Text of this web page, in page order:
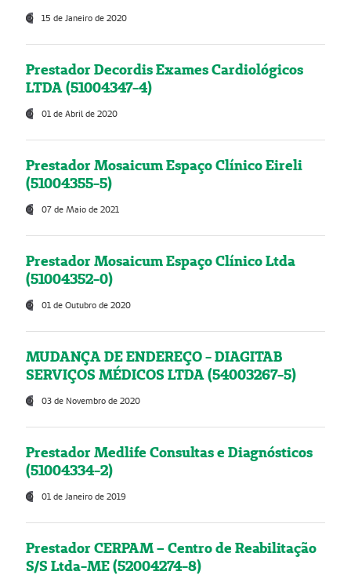
15 de Janeiro de 2020
Prestador Decordis Exames Cardiológicos
LTDA (51004347-4)
01 de Abril de 2020
Prestador Mosaicum Espaço Clínico Eireli
(51004355-5)
07 de Maio de 2021
Prestador Mosaicum Espaço Clínico Ltda
(51004352-0)
01 de Outubro de 2020
MUDANÇA DE ENDEREÇO - DIAGITAB
SERVIÇOS MÉDICOS LTDA (54003267-5)
03 de Novembro de 2020
Prestador Medlife Consultas e Diagnósticos
(51004334-2)
01 de Janeiro de 2019
Prestador CERPAM – Centro de Reabilitação
S/S Ltda-ME (52004274-8)